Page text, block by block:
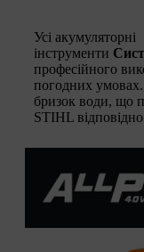
Усі акумуляторні
інструменти
професійного
погодних умовах.
бризок води, що
STIHL